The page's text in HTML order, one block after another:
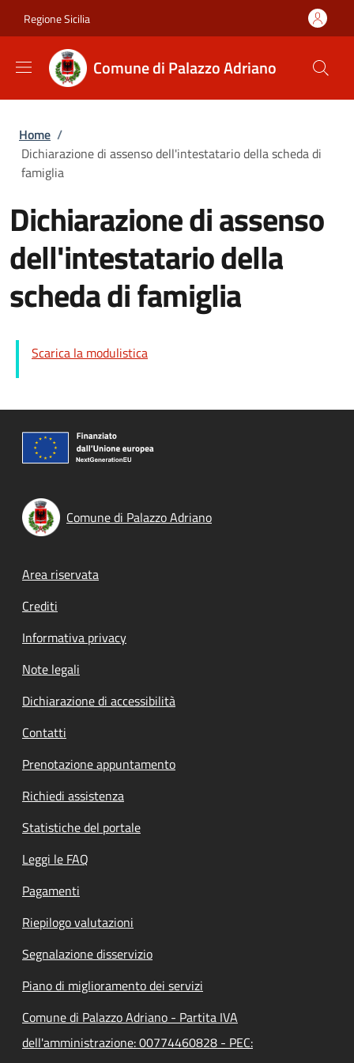
Regione Sicilia
Comune di Palazzo Adriano
Briciole di pane
Home /
Dichiarazione di assenso dell'intestatario della scheda di
famiglia
Dichiarazione di assenso
dell'intestatario della
scheda di famiglia
Scarica la modulistica
Comune di Palazzo Adriano
Footer menu
Area riservata
Crediti
Informativa privacy
Note legali
Dichiarazione di accessibilità
Contatti
Prenotazione appuntamento
Richiedi assistenza
Statistiche del portale
Leggi le FAQ
Pagamenti
Riepilogo valutazioni
Segnalazione disservizio
Piano di miglioramento dei servizi
Comune di Palazzo Adriano - Partita IVA
dell'amministrazione: 00774460828 - PEC: